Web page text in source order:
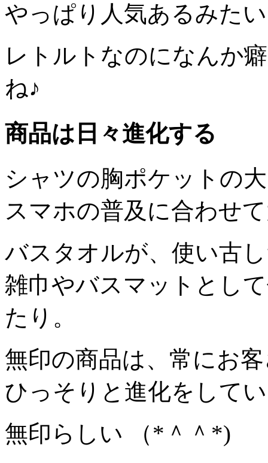
やっぱり人気あるみた
レトルトなのになんか
ね♪
商品は日々進化する
シャツの胸ポケットの
スマホの普及に合わせ
バスタオルが、使い古
雑巾やバスマットとし
たり。
無印の商品は、常にお
ひっそりと進化をして
無印らしい （*＾＾*)